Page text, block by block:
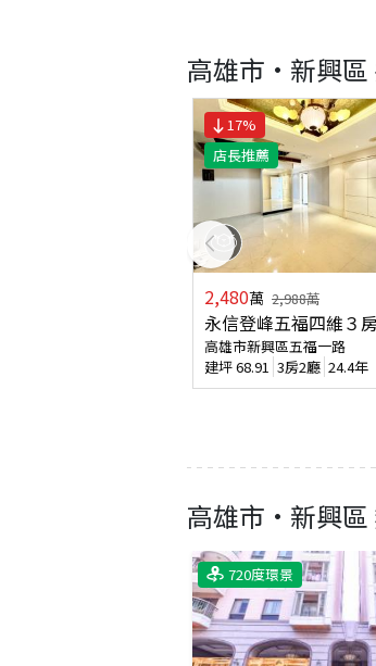
高雄市·新興區
17%
店長推薦
2,480萬 2,988萬
永信登峰五福四維３
高雄市新興區五福一路
建坪68.91 3房2廳 24.4年
高雄市 · 新興區
720度環景